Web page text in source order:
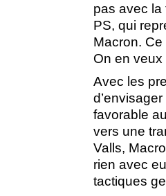
pas avec la
PS, qui
Macron.
On en veux
Avec les
favorable
vers une
Valls,
rien avec
tactiques